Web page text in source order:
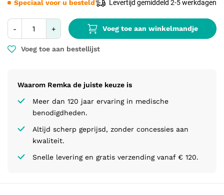
- + Voeg toe aan winkelmandje
Voeg toe aan bestellijst
Waarom Remka de juiste keuze is
Meer dan 120 jaar ervaring in medische
benodigdheden.
Altijd scherp geprijsd, zonder concessies aan
kwaliteit.
Snelle levering en gratis verzending vanaf € 120.
Speciaal voor u besteld Levertijd gemiddeld 2-5 werkdagen